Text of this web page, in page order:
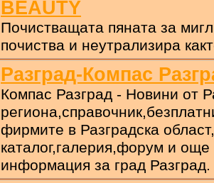
BEAUTY
Почистващата пяната за
почиства и неутрализира
Разград-Компас
Компас Разград - Новини от
фирмите в Разградска
каталог,галерия,форум и
информация за град Разград.